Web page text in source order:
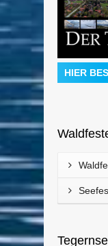
HIER